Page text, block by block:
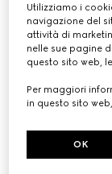
€ 420
Varianteblu e avorio
Utilizziamo i
navigazione del
attività di
nelle sue pagine
questo sito web,
Per maggiori
in questo sito
OK